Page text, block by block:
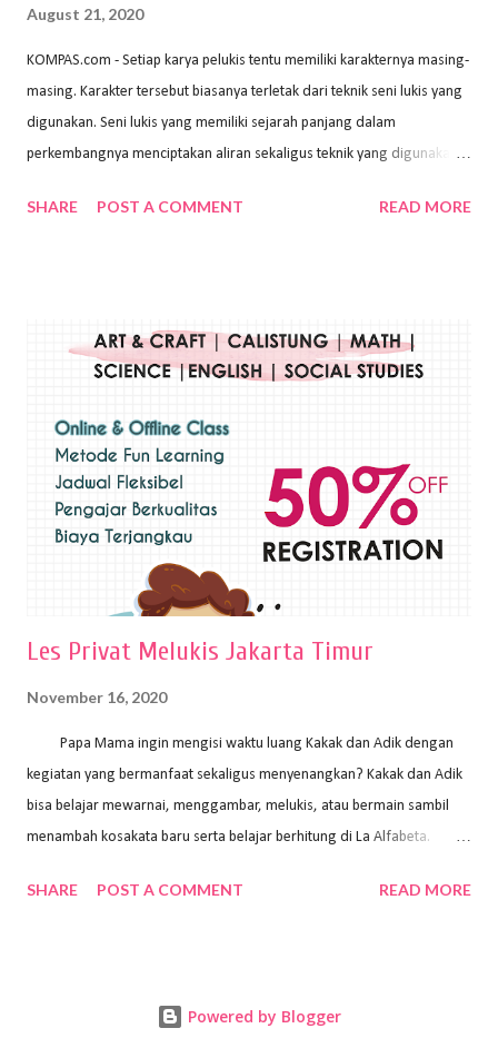
August 21, 2020
KOMPAS.com - Setiap karya pelukis tentu memiliki karakternya masing-
masing. Karakter tersebut biasanya terletak dari teknik seni lukis yang
digunakan. Seni lukis yang memiliki sejarah panjang dalam
perkembangnya menciptakan aliran sekaligus teknik yang digunakan.
Wayan Kun Adnyana, teknik yang berbeda tentunya akan
menggunakan bahan dasar cat air, cat akrilik, atau cat minyak dengan
sapuan warna cat yang tebal. Dengan memberikan sapuan warna
pelukis untuk menghasilkan lukisan yang mempesona dan tentunya
bernilai tinggi. Ciri teknik plakat Ciri-ciri teknik plakat, yaitu: Sapuan
warna yang kental dan tebal. Hasil lukisan menutupi seluruh bagian
medianya Mem...
SHARE POST A COMMENT READ MORE
Les Privat Melukis Jakarta Timur
November 16, 2020
Papa Mama ingin mengisi waktu luang Kakak dan Adik dengan
kegiatan yang bermanfaat sekaligus menyenangkan? Kakak dan Adik
bisa belajar mewarnai, menggambar, melukis, atau bermain sambil
menambah kosakata baru serta belajar berhitung di La Alfabeta.
kok untuk mengajar dengan metode yang fun, La Alfabeta
Alfabeta. ⁣⁣⁣⁣Ada pilihan online class maupun offline class lho! Cek
SHARE POST A COMMENT READ MORE
Powered by Blogger